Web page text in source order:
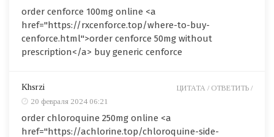
order cenforce 100mg online <a
href="https://rxcenforce.top/where-to-buy-
cenforce.html">order cenforce 50mg without
prescription</a> buy generic cenforce
Khsrzi
20 февраля 2024 06:21
order chloroquine 250mg online <a
href="https://achlorine.top/chloroquine-side-
ЦИТАТА / ОТВЕТИТЬ /